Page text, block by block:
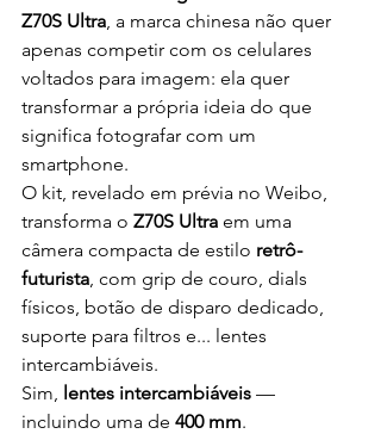
Z70S Ultra, a marca chinesa não quer
apenas competir com os celulares
voltados para imagem: ela quer
transformar a própria ideia do que
significa fotografar com um
smartphone.
O kit, revelado em prévia no Weibo,
transforma o Z70S Ultra em uma
câmera compacta de estilo retrô-
futurista, com grip de couro, dials
físicos, botão de disparo dedicado,
suporte para filtros e... lentes
intercambiáveis.
Sim, lentes intercambiáveis —
incluindo uma de 400 mm.